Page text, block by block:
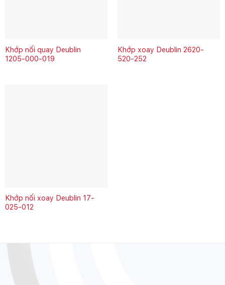
Khớp nối quay Deublin
1205‑000‑019
Khớp xoay Deublin 2620-
520-252
Khớp nối xoay Deublin 17-
025-012